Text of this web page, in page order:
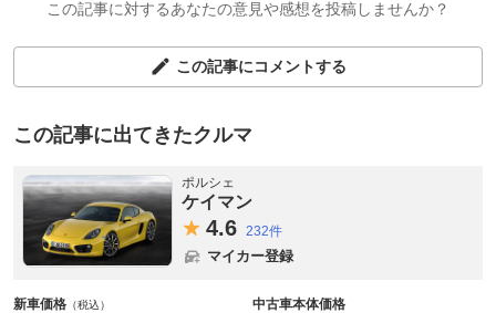
この記事に対するあなたの意見や感想を投稿しませんか？
この記事にコメントする
この記事に出てきたクルマ
ポルシェ
ケイマン
4.6 232件
マイカー登録
新車価格 （税込） 中古車本体価格